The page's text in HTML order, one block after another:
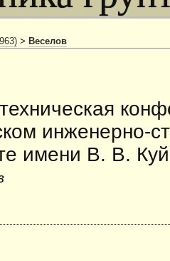
> Веселов
инженерно-
имени В. В.